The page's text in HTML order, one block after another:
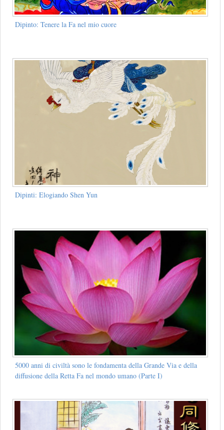
Dipinto: Tenere la Fa nel mio cuore
Dipinti: Elogiando Shen Yun
5000 anni di civiltà sono le fondamenta della Grande Via e della
diffusione della Retta Fa nel mondo umano (Parte I)